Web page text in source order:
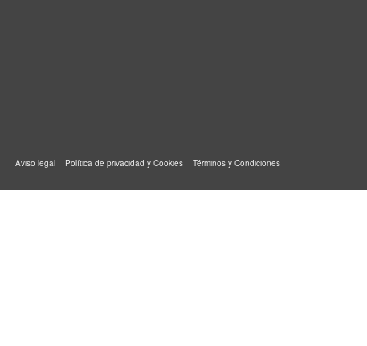
Aviso legal Política de privacidad y Cookies Términos y Condiciones